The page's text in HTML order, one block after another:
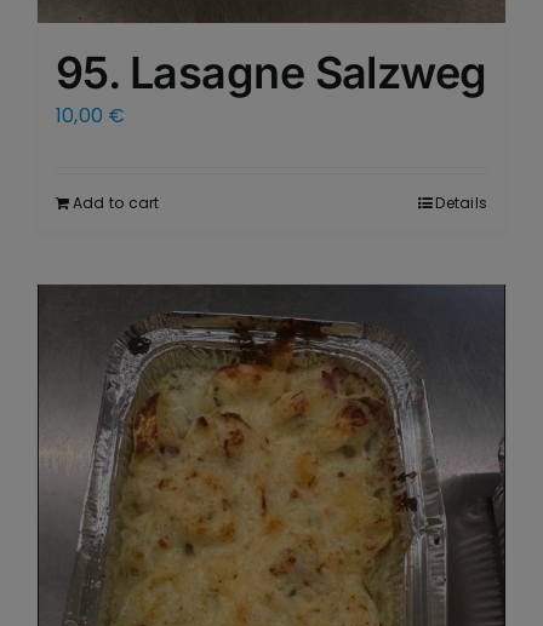
95. Lasagne Salzweg
10,00 €
Add to cart Details